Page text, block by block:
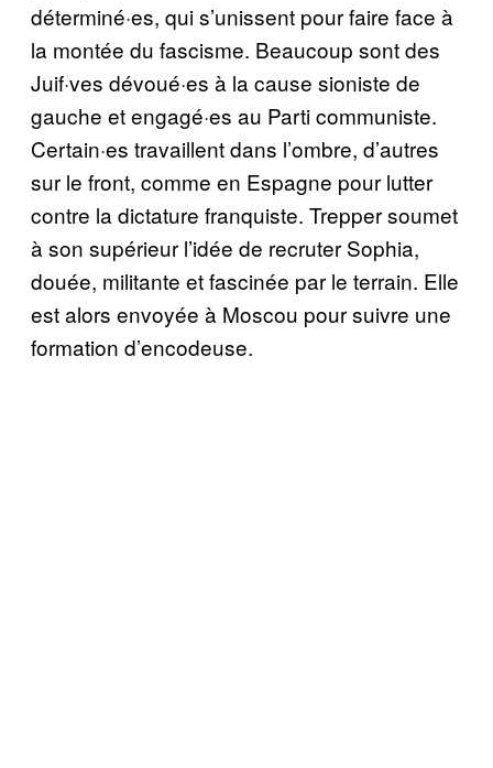
déterminé·es, qui s’unissent pour faire face à
la montée du fascisme. Beaucoup sont des
Juif·ves dévoué·es à la cause sioniste de
gauche et engagé·es au Parti communiste.
Certain·es travaillent dans l’ombre, d’autres
sur le front, comme en Espagne pour lutter
contre la dictature franquiste. Trepper soumet
à son supérieur l’idée de recruter Sophia,
douée, militante et fascinée par le terrain. Elle
est alors envoyée à Moscou pour suivre une
formation d’encodeuse.